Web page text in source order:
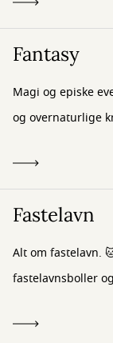
Fantasy
Magi og episke
og overnaturlige
Fastelavn
Alt om fastelavn.
fastelavnsboller